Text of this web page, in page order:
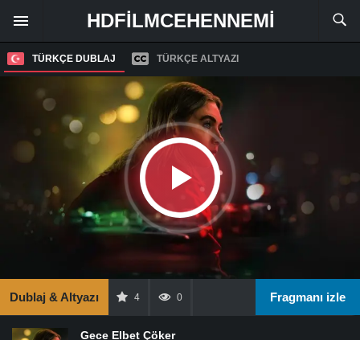
HDFILMCEHENNEMI
TÜRKÇE DUBLAJ TÜRKÇE ALTYAZI
Dublaj & Altyazı 4 0 Fragmanı izle
Gece Elbet Çöker